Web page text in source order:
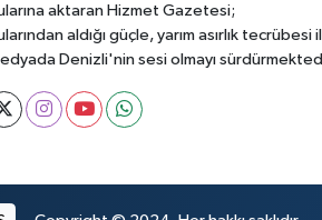
aktaran Hizmet Gazetesi;
aldığı güçle, yarım asırlık tecrübesi
Denizli'nin sesi olmayı